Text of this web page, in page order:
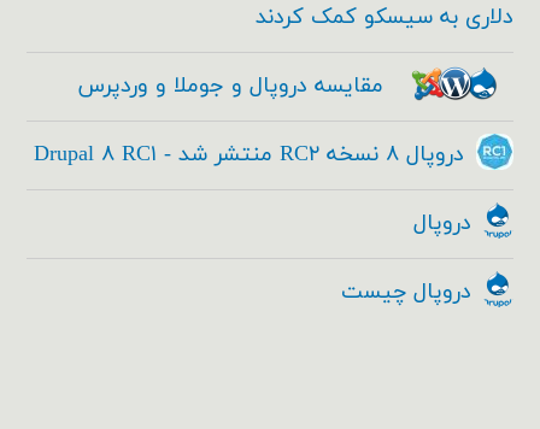
دلاری به سیسکو کمک کردند
مقایسه دروپال و جوملا و وردپرس
دروپال ۸ نسخه RC۲ منتشر شد - Drupal ۸ RC۱
دروپال
دروپال چیست